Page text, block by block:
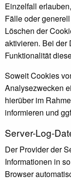
Einzelfall
Fälle oder
Löschen der
aktivieren. Bei der
Funktionalität
Soweit Cookies
Analysezwecken
hierüber im
informieren und
Server-Log-
Der Provider der
Informationen in
Browser